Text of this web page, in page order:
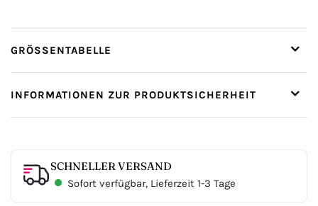
GRÖSSENTABELLE
INFORMATIONEN ZUR PRODUKTSICHERHEIT
SCHNELLER VERSAND
Sofort verfügbar, Lieferzeit 1-3 Tage